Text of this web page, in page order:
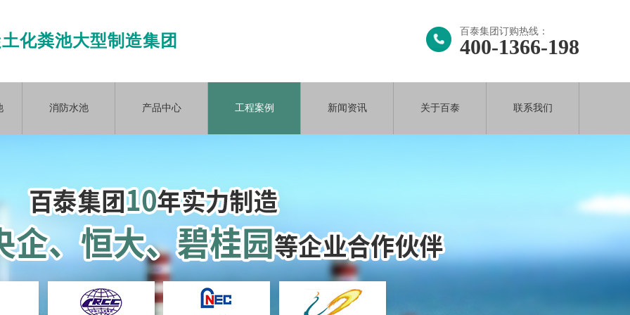
化粪池大型制造集团
百泰集团订购热线：
400-1366-198
消防水池 产品中心 工程案例 新闻资讯 关于百泰 联系我们